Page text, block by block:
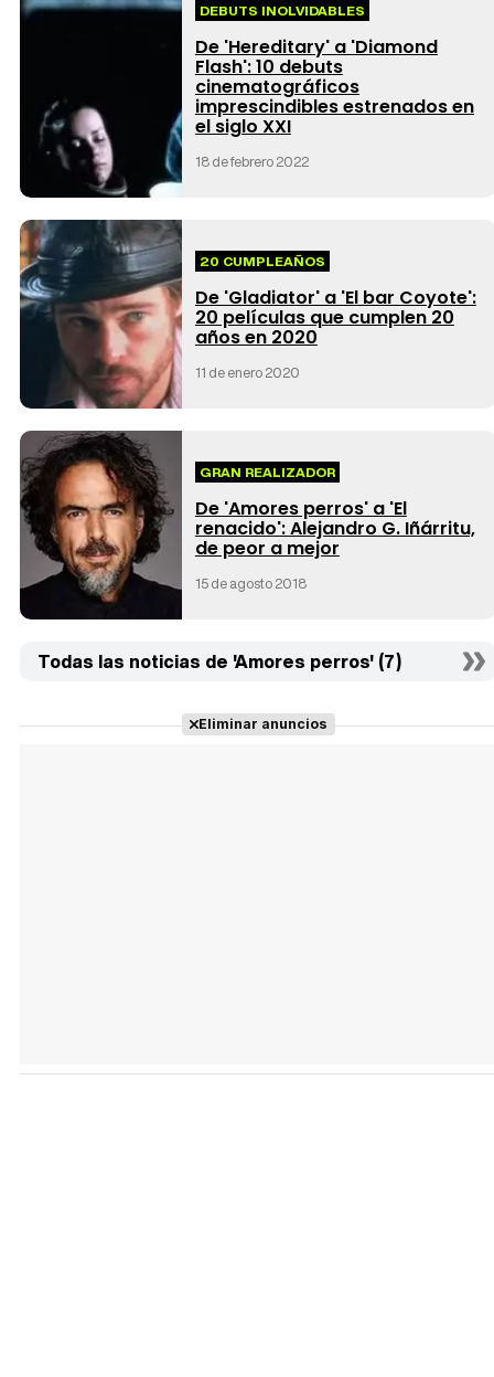
DEBUTS INOLVIDABLES
De 'Hereditary' a 'Diamond
Flash': 10 debuts
cinematográficos
imprescindibles estrenados en
el siglo XXI
18 de febrero 2022
20 CUMPLEAÑOS
De 'Gladiator' a 'El bar Coyote':
20 películas que cumplen 20
años en 2020
11 de enero 2020
GRAN REALIZADOR
De 'Amores perros' a 'El
renacido': Alejandro G. Iñárritu,
de peor a mejor
15 de agosto 2018
Todas las noticias de 'Amores perros' (7)
Eliminar anuncios